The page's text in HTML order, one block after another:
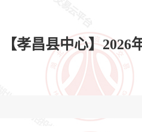
【孝昌县中心】